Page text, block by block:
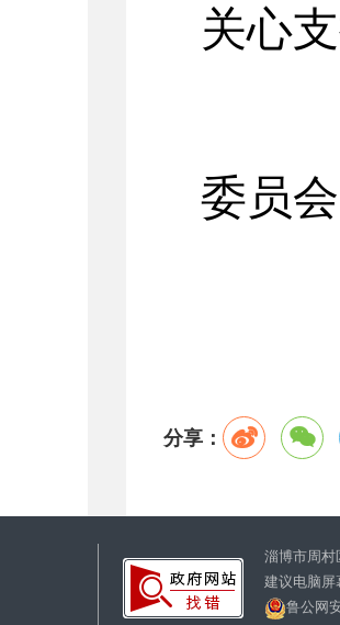
关心
委员
分享：
淄博市周村
建议电脑屏
鲁公网